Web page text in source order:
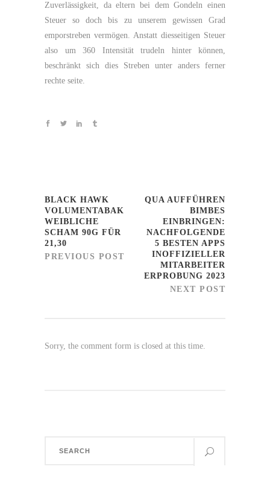
Zuverlässigkeit, da eltern bei dem Gondeln einen
Steuer so doch bis zu unserem gewissen Grad
emporstreben vermögen. Anstatt diesseitigen Steuer
also um 360 Intensität trudeln hinter können,
beschränkt sich dies Streben unter anders ferner
rechte seite.
BLACK HAWK
VOLUMENTABAK
WEIBLICHE
SCHAM 90G FÜR
21,30
PREVIOUS POST
QUA AUFFÜHREN
BIMBES
EINBRINGEN:
NACHFOLGENDE
5 BESTEN APPS
INOFFIZIELLER
MITARBEITER
ERPROBUNG 2023
NEXT POST
Sorry, the comment form is closed at this time.